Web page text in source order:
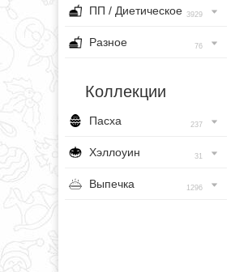
ПП / Диетическое 3929
Разное 76
Коллекции
Пасха 237
Хэллоуин 31
Выпечка 1296